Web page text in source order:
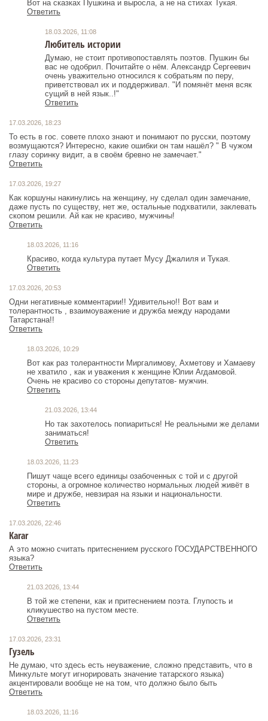
Вот на сказках Пушкина и выросла, а не на стихах Тукая.
Ответить
18.03.2026, 11:08
Любитель истории
Думаю, не стоит противопоставлять поэтов. Пушкин бы
вас не одобрил. Почитайте о нём. Александр Сергеевич
очень уважительно относился к собратьям по перу,
приветствовал их и поддерживал. "И помянёт меня всяк
сущий в ней язык..!"
Ответить
17.03.2026, 18:23
То есть в гос. совете плохо знают и понимают по русски, поэтому
возмущаются? Интересно, какие ошибки он там нашёл? " В чужом
глазу соринку видит, а в своём бревно не замечает."
Ответить
17.03.2026, 19:27
Как коршуны накинулись на женщину, ну сделал один замечание,
даже пусть по существу, нет же, остальные подхватили, заклевать
скопом решили. Ай как не красиво, мужчины!
Ответить
18.03.2026, 11:16
Красиво, когда культура путает Мусу Джалиля и Тукая.
Ответить
17.03.2026, 20:53
Одни негативные комментарии!! Удивительно!! Вот вам и
толерантность , взаимоуважение и дружба между народами
Татарстана!!
Ответить
18.03.2026, 10:29
Вот как раз толерантности Миргалимову, Ахметову и Хамаеву
не хватило , как и уважения к женщине Юлии Агдамовой.
Очень не красиво со стороны депутатов- мужчин.
Ответить
21.03.2026, 13:44
Но так захотелось попиариться! Не реальными же делами
заниматься!
Ответить
18.03.2026, 11:23
Пишут чаще всего единицы озабоченных с той и с другой
стороны, а огромное количество нормальных людей живёт в
мире и дружбе, невзирая на языки и национальности.
Ответить
17.03.2026, 22:46
Karar
А это можно считать притеснением русского ГОСУДАРСТВЕННОГО
языка?
Ответить
21.03.2026, 13:44
В той же степени, как и притеснением поэта. Глупость и
кликушество на пустом месте.
Ответить
17.03.2026, 23:31
Гузель
Не думаю, что здесь есть неуважение, сложно представить, что в
Минкульте могут игнорировать значение татарского языка)
акцентировали вообще не на том, что должно было быть
Ответить
18.03.2026, 11:16